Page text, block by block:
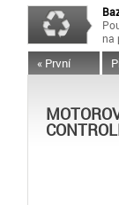
na
« První